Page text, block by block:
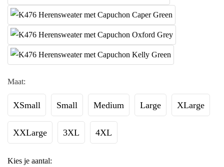
Maat:
XSmall Small Medium Large XLarge
XXLarge 3XL 4XL
Kies je aantal: